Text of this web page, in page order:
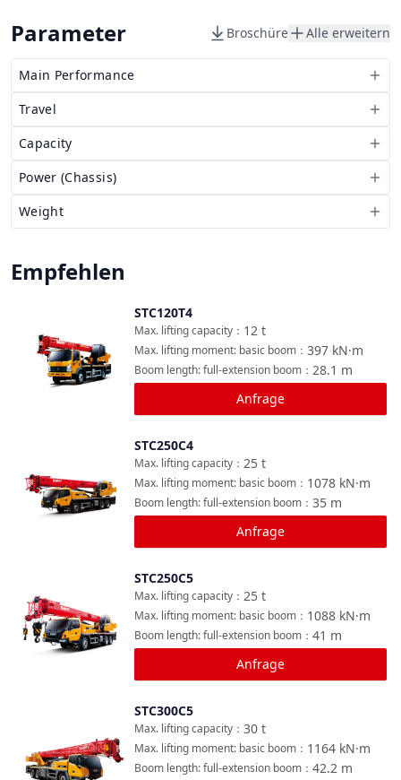
Parameter Broschüre Alle erweitern
Main Performance
Travel
Capacity
Power (Chassis)
Weight
Empfehlen
STC120T4
12 t
Max. lifting capacity ：
397 kN·m
Max. lifting moment: basic boom ：
28.1 m
Boom length: full-extension boom ：
Anfrage
STC250C4
25 t
Max. lifting capacity ：
1078 kN·m
Max. lifting moment: basic boom ：
35 m
Boom length: full-extension boom ：
Anfrage
STC250C5
25 t
Max. lifting capacity ：
1088 kN·m
Max. lifting moment: basic boom ：
41 m
Boom length: full-extension boom ：
Anfrage
STC300C5
30 t
Max. lifting capacity ：
1164 kN·m
Max. lifting moment: basic boom ：
42.2 m
Boom length: full-extension boom ：